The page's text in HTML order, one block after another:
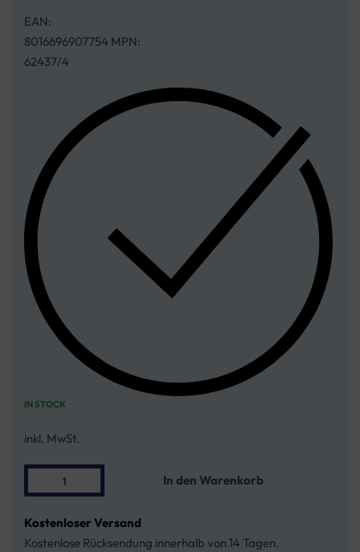
EAN:
8016696907754 MPN:
62437/4
IN STOCK
inkl. MwSt.
In den Warenkorb
Kostenloser Versand
Kostenlose Rücksendung innerhalb von 14 Tagen.